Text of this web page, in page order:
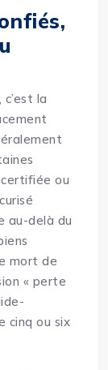
la
certifiée ou
au-delà du
mort de
« perte
cinq ou six